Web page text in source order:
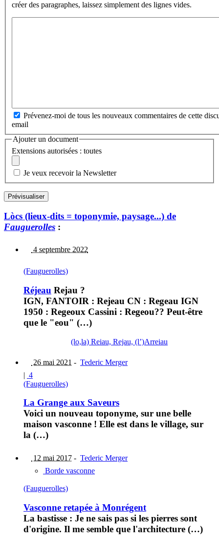
créer des paragraphes, laissez simplement des lignes vides.
Prévenez-moi de tous les nouveaux commentaires de cette
email
Ajouter un document
Extensions autorisées : toutes
Je veux recevoir la Newsletter
Lòcs (lieux-dits = toponymie, paysage...) de
Fauguerolles :
4 septembre 2022
(Fauguerolles)
Réjeau Rejau ?
IGN, FANTOIR : Rejeau CN : Regeau IGN
1950 : Regeoux Cassini : Regeou?? Peut-être
que le "eou" (…)
(lo,la) Reiau, Rejau, (l’)Arreiau
26 mai 2021 - Tederic Merger
| 4
(Fauguerolles)
La Grange aux Saveurs
Voici un nouveau toponyme, sur une belle
maison vasconne ! Elle est dans le village, sur
la (…)
12 mai 2017 - Tederic Merger
Borde vasconne
(Fauguerolles)
Vasconne retapée à Monrégent
La bastisse : Je ne sais pas si les pierres sont
d'origine. Il me semble que l'architecture (…)